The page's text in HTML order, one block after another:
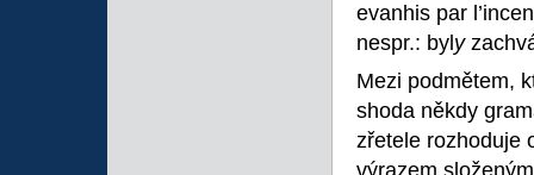
evanhis par
nespr.: byl y
Mezi podmětem,
shoda někdy
zřetele rozhoduje
výrazem